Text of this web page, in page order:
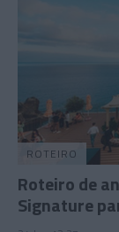
ROTEIRO
Roteiro de
Signature